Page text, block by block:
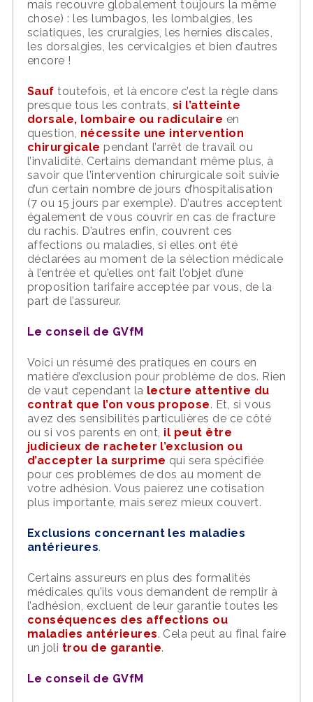
mais recouvre globalement toujours la même
chose) : les lumbagos, les lombalgies, les
sciatiques, les cruralgies, les hernies discales,
les dorsalgies, les cervicalgies et bien d’autres
encore !
Sauf toutefois, et là encore c’est la règle dans
presque tous les contrats, si l’atteinte
dorsale, lombaire ou radiculaire en
question, nécessite une intervention
chirurgicale pendant l’arrêt de travail ou
l’invalidité. Certains demandant même plus, à
savoir que l’intervention chirurgicale soit suivie
d’un certain nombre de jours d’hospitalisation
(7 ou 15 jours par exemple). D’autres acceptent
également de vous couvrir en cas de fracture
du rachis. D’autres enfin, couvrent ces
affections ou maladies, si elles ont été
déclarées au moment de la sélection médicale
à l’entrée et qu’elles ont fait l’objet d’une
proposition tarifaire acceptée par vous, de la
part de l’assureur.
Le conseil de GVfM
Voici un résumé des pratiques en cours en
matière d’exclusion pour problème de dos. Rien
de vaut cependant la lecture attentive du
contrat que l’on vous propose. Et, si vous
avez des sensibilités particulières de ce côté
ou si vos parents en ont, il peut être
judicieux de racheter l’exclusion ou
d’accepter la surprime qui sera spécifiée
pour ces problèmes de dos au moment de
votre adhésion. Vous paierez une cotisation
plus importante, mais serez mieux couvert.
Exclusions concernant les maladies
antérieures.
Certains assureurs en plus des formalités
médicales qu’ils vous demandent de remplir à
l’adhésion, excluent de leur garantie toutes les
conséquences des affections ou
maladies antérieures. Cela peut au final faire
un joli trou de garantie.
Le conseil de GVfM